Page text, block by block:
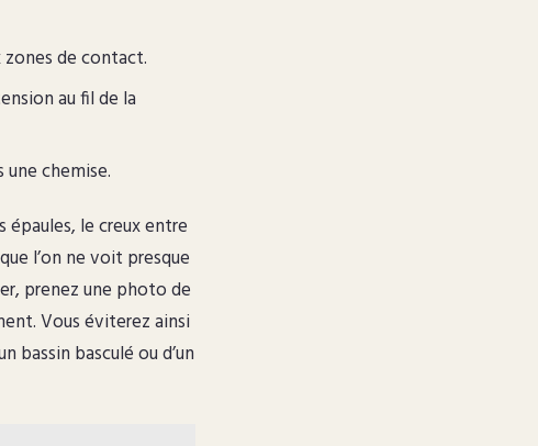
de contact.
au fil de la
chemise.
épaules, le creux entre
l’on ne voit presque
prenez une photo de
Vous éviterez ainsi
bassin basculé ou d’un